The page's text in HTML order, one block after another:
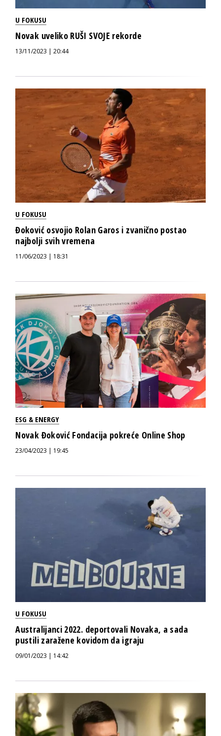
U FOKUSU
Novak uveliko RUŠI SVOJE rekorde
13/11/2023 | 20:44
U FOKUSU
Đoković osvojio Rolan Garos i zvanično postao
najbolji svih vremena
11/06/2023 | 18:31
ESG & ENERGY
Novak Đoković Fondacija pokreće Online Shop
23/04/2023 | 19:45
U FOKUSU
Australijanci 2022. deportovali Novaka, a sada
pustili zaražene kovidom da igraju
09/01/2023 | 14:42